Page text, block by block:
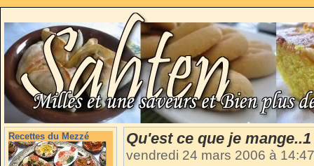
Recettes du Mezzé Qu'est ce que je
vendredi 24 mars 2006 à